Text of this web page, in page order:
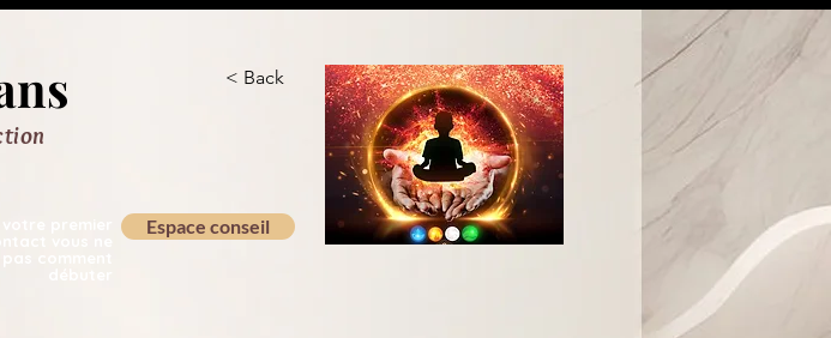
< Back
premier
comment
Espace conseil